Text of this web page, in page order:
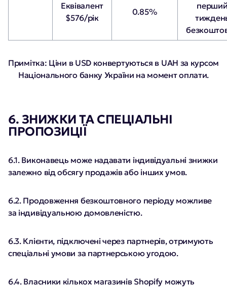
Еквівалент
$576/рік
0.85%
Примітка: Ціни в USD конвертуються в UAH за курсом
Національного банку України на момент оплати.
6. ЗНИЖКИ ТА СПЕЦІАЛЬНІ
ПРОПОЗИЦІЇ
6.1. Виконавець може надавати індивідуальні знижки
залежно від обсягу продажів або інших умов.
6.2. Продовження безкоштовного періоду можливе
за індивідуальною домовленістю.
6.3. Клієнти, підключені через партнерів, отримують
спеціальні умови за партнерською угодою.
6.4. Власники кількох магазинів Shopify можуть